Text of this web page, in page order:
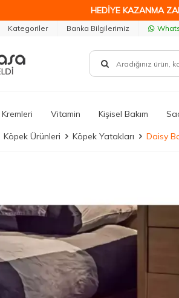
HEDİYE KAZANMA
Kategoriler Banka Bilgilerimiz
Vitamin Kişisel Bakım
Köpek Ürünleri Köpek Yatakları Daisy